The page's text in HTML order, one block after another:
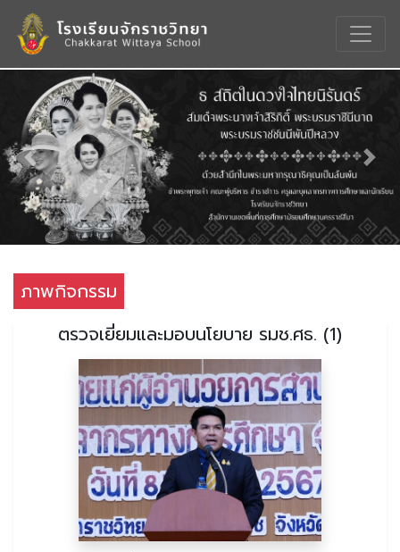
Previous Next
ภาพกิจกรรม
ตรวจเยี่ยมและมอบนโยบาย รมช.ศธ. (1)